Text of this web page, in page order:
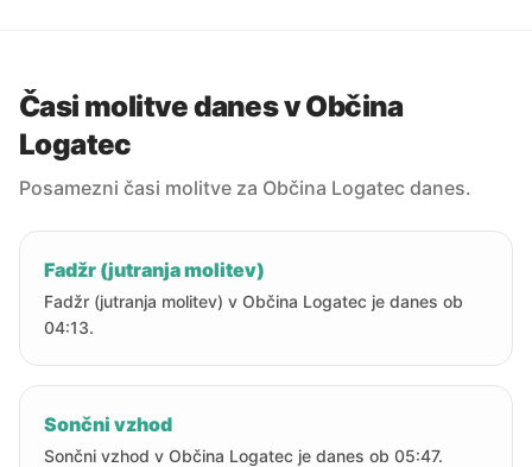
Časi molitve danes v Občina
Logatec
Posamezni časi molitve za Občina Logatec danes.
Fadžr (jutranja molitev)
Fadžr (jutranja molitev) v Občina Logatec je danes ob
04:13.
Sončni vzhod
Sončni vzhod v Občina Logatec je danes ob 05:47.